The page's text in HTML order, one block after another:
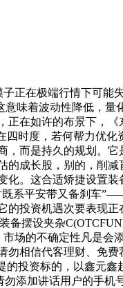
在极端行情下可能
味着波动性降低，
在如许的布景下，
时度，若何帮力优
而是持久的规划。
成长股，别的，削减
。这合适矫捷设置
系平安带又备刹车
投资机遇次要表现
摆设夹杂
场的不确定性凡是会
相信代客理财、免
投资标的，以鑫元
添加讲话用户的手